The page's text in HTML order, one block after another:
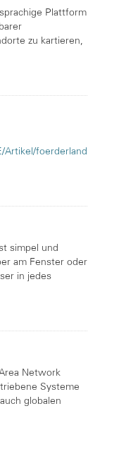
Plattform
zu kartieren,
Artikel/foerderland
simpel und
am Fenster oder
in jedes
Network
Systeme
globalen